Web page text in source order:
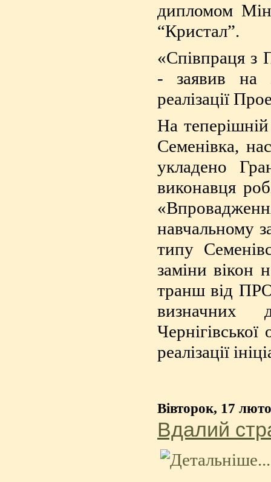
дипломом
“Кристал”.
«Співпраця
- заявив на
реалізації
На
Семенівка,
укладено
виконавця
навчальному
типу
заміни вікон
транш від
визначних
реалізації
Вівторок, 17
Вдалий